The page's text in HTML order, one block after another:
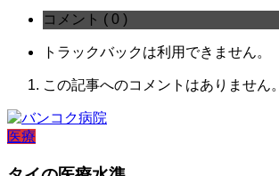
コメント ( 0 )
トラックバックは利用できません。
この記事へのコメントはありません。
医療